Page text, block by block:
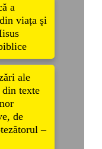
a
viața şi
ale
din texte
de
–